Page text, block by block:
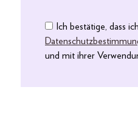
Ich bestätige, dass
und mit ihrer